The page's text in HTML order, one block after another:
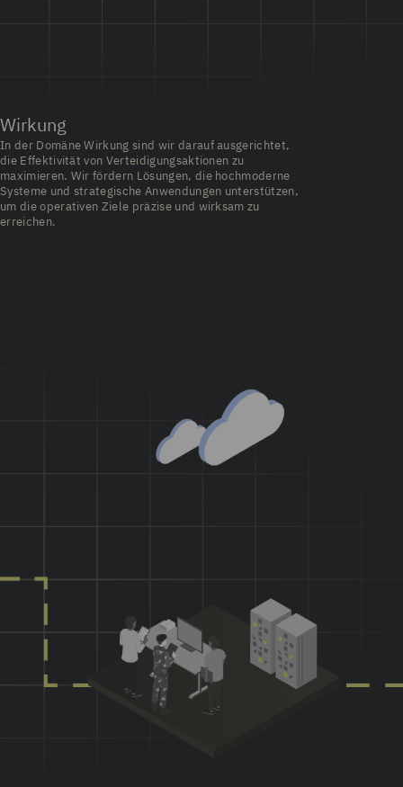
Wirkung
In der Domäne Wirkung sind wir darauf ausgerichtet,
die Effektivität von Verteidigungsaktionen zu
maximieren. Wir fördern Lösungen, die hochmoderne
Systeme und strategische Anwendungen unterstützen,
um die operativen Ziele präzise und wirksam zu
erreichen.